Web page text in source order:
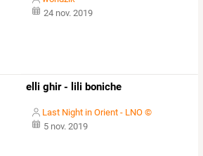
24 nov. 2019
elli ghir - lili boniche
Last Night in Orient - LNO ©
5 nov. 2019